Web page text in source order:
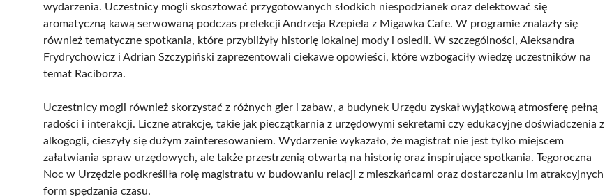
wydarzenia. Uczestnicy mogli skosztować przygotowanych słodkich niespodzianek oraz delektować się
aromatyczną kawą serwowaną podczas prelekcji Andrzeja Rzepiela z Migawka Cafe. W programie znalazły się
również tematyczne spotkania, które przybliżyły historię lokalnej mody i osiedli. W szczególności, Aleksandra
Frydrychowicz i Adrian Szczypiński zaprezentowali ciekawe opowieści, które wzbogaciły wiedzę uczestników na
temat Raciborza.
Uczestnicy mogli również skorzystać z różnych gier i zabaw, a budynek Urzędu zyskał wyjątkową atmosferę pełną
radości i interakcji. Liczne atrakcje, takie jak pieczątkarnia z urzędowymi sekretami czy edukacyjne doświadczenia z
alkogogli, cieszyły się dużym zainteresowaniem. Wydarzenie wykazało, że magistrat nie jest tylko miejscem
załatwiania spraw urzędowych, ale także przestrzenią otwartą na historię oraz inspirujące spotkania. Tegoroczna
Noc w Urzędzie podkreśliła rolę magistratu w budowaniu relacji z mieszkańcami oraz dostarczaniu im atrakcyjnych
form spędzania czasu.